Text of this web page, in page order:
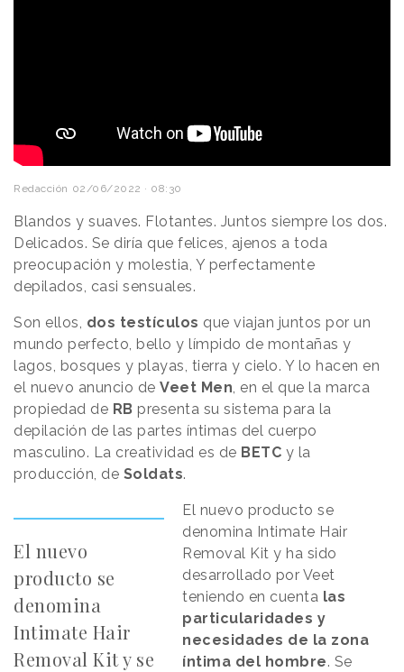
Redacción 02/06/2022 · 08:30
Blandos y suaves. Flotantes. Juntos siempre los dos.
Delicados. Se diría que felices, ajenos a toda
preocupación y molestia, Y perfectamente
depilados, casi sensuales.
Son ellos, dos testículos que viajan juntos por un
mundo perfecto, bello y límpido de montañas y
lagos, bosques y playas, tierra y cielo. Y lo hacen en
el nuevo anuncio de Veet Men, en el que la marca
propiedad de RB presenta su sistema para la
depilación de las partes íntimas del cuerpo
masculino. La creatividad es de BETC y la
producción, de Soldats.
El nuevo
producto se
denomina
Intimate Hair
Removal Kit y se
El nuevo producto se
denomina Intimate Hair
Removal Kit y ha sido
desarrollado por Veet
teniendo en cuenta las
particularidades y
necesidades de la zona
íntima del hombre. Se